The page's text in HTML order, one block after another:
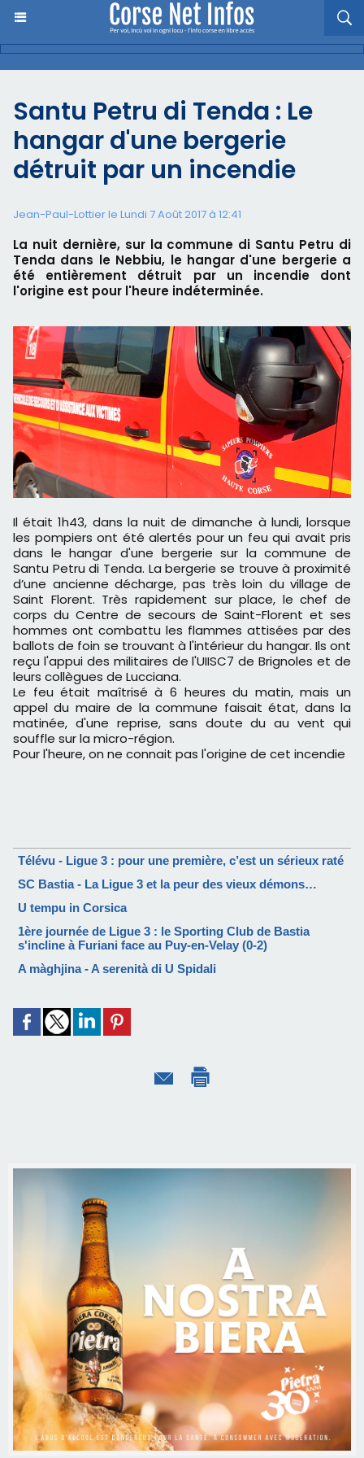
Santu Petru di Tenda : Le
hangar d'une bergerie
détruit par un incendie
Jean-Paul-Lottier le Lundi 7 Août 2017 à 12:41
La nuit dernière, sur la commune di Santu Petru di
Tenda dans le Nebbiu, le hangar d'une bergerie a
été entièrement détruit par un incendie dont
l'origine est pour l'heure indéterminée.
Il était 1h43, dans la nuit de dimanche à lundi, lorsque
les pompiers ont été alertés pour un feu qui avait pris
dans le hangar d'une bergerie sur la commune de
Santu Petru di Tenda. La bergerie se trouve à proximité
d’une ancienne décharge, pas très loin du village de
Saint Florent. Très rapidement sur place, le chef de
corps du Centre de secours de Saint-Florent et ses
hommes ont combattu les flammes attisées par des
ballots de foin se trouvant à l'intérieur du hangar. Ils ont
reçu l'appui des militaires de l'UIISC7 de Brignoles et de
leurs collègues de Lucciana.
Le feu était maîtrisé à 6 heures du matin, mais un
appel du maire de la commune faisait état, dans la
matinée, d'une reprise, sans doute du au vent qui
souffle sur la micro-région.
Pour l'heure, on ne connait pas l'origine de cet incendie
Télévu - Ligue 3 : pour une première, c’est un sérieux raté
SC Bastia - La Ligue 3 et la peur des vieux démons…
U tempu in Corsica
1ère journée de Ligue 3 : le Sporting Club de Bastia
s'incline à Furiani face au Puy-en-Velay (0-2)
A màghjina - A serenità di U Spidali